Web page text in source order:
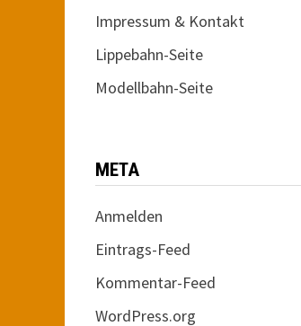
Impressum & Kontakt
Lippebahn-Seite
Modellbahn-Seite
META
Anmelden
Eintrags-Feed
Kommentar-Feed
WordPress.org